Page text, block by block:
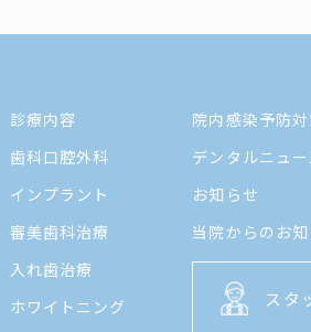
診療内容
歯科口腔外科
インプラント
審美歯科治療
入れ歯治療
ホワイトニング
院内感染予防
デンタルニュー
お知らせ
当院からのお
スタ